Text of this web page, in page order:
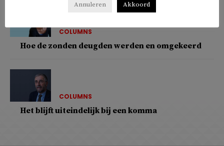
COLUMNS
Hoe de zonden deugden werden en omgekeerd
COLUMNS
Het blijft uiteindelijk bij een komma
Annuleren Akkoord